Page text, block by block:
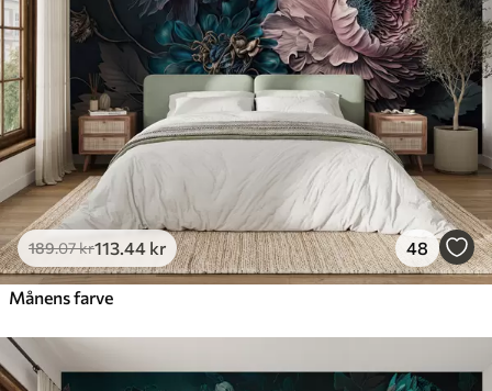
Premium
.33269 .00 kr/m²
Premium vinyl
516.67310.00 kr/m²
Peel and Stick
666.67400 .00kr/m²
189.07kr113 .44 kr 48
Månens farve